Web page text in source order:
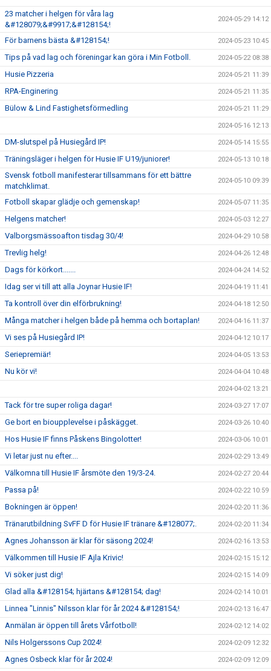
23 matcher i helgen för våra lag
&#128079;&#9917;&#128154;!
2024-05-29 14:12
För barnens bästa &#128154;! 2024-05-23 10:45
Tips på vad lag och föreningar kan göra i Min Fotboll. 2024-05-22 08:38
Husie Pizzeria 2024-05-21 11:39
RPA-Enginering 2024-05-21 11:35
Bülow & Lind Fastighetsförmedling 2024-05-21 11:29
2024-05-16 12:13
DM-slutspel på Husiegård IP! 2024-05-14 15:55
Träningsläger i helgen för Husie IF U19/juniorer! 2024-05-13 10:18
Svensk fotboll manifesterar tillsammans för ett bättre
matchklimat.
2024-05-10 09:39
Fotboll skapar glädje och gemenskap! 2024-05-07 11:35
Helgens matcher! 2024-05-03 12:27
Valborgsmässoafton tisdag 30/4! 2024-04-29 10:58
Trevlig helg! 2024-04-26 12:48
Dags för körkort....... 2024-04-24 14:52
Idag ser vi till att alla Joynar Husie IF! 2024-04-19 11:41
Ta kontroll över din elförbrukning! 2024-04-18 12:50
Många matcher i helgen både på hemma och bortaplan! 2024-04-16 11:37
Vi ses på Husiegård IP! 2024-04-12 10:17
Seriepremiär! 2024-04-05 13:53
Nu kör vi! 2024-04-04 10:48
2024-04-02 13:21
Tack för tre super roliga dagar! 2024-03-27 17:07
Ge bort en bioupplevelse i påskägget. 2024-03-26 10:40
Hos Husie IF finns Påskens Bingolotter! 2024-03-06 10:01
Vi letar just nu efter.... 2024-02-29 13:49
Välkomna till Husie IF årsmöte den 19/3-24. 2024-02-27 20:44
Passa på! 2024-02-22 10:59
Bokningen är öppen! 2024-02-20 11:36
Tränarutbildning SvFF D för Husie IF tränare &#128077;. 2024-02-20 11:34
Agnes Johansson är klar för säsong 2024! 2024-02-16 13:53
Välkommen till Husie IF Ajla Krivic! 2024-02-15 15:12
Vi söker just dig! 2024-02-15 14:09
Glad alla &#128154; hjärtans &#128154; dag! 2024-02-14 10:01
Linnea "Linnis" Nilsson klar för år 2024 &#128154;! 2024-02-13 16:47
Anmälan är öppen till årets Vårfotboll! 2024-02-12 14:02
Nils Holgerssons Cup 2024! 2024-02-09 12:32
Agnes Osbeck klar för år 2024! 2024-02-09 12:09